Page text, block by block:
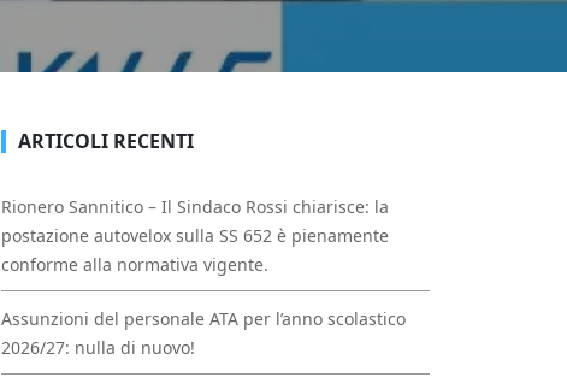
ARTICOLI RECENTI
Rionero Sannitico – Il Sindaco Rossi chiarisce: la
postazione autovelox sulla SS 652 è pienamente
conforme alla normativa vigente.
Assunzioni del personale ATA per l’anno scolastico
2026/27: nulla di nuovo!